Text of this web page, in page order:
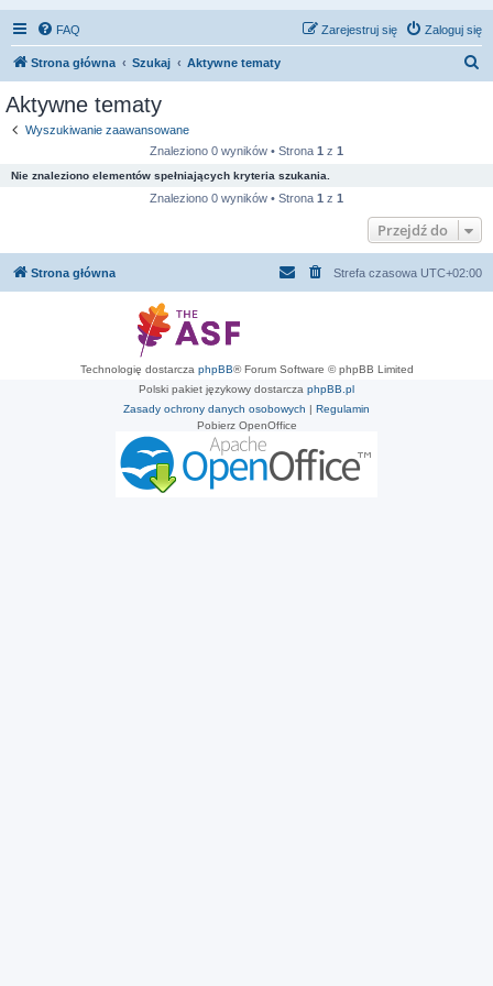
FAQ Zaloguj się
Zarejestruj się
Strona główna Szukaj Aktywne tematy
Aktywne tematy
Wyszukiwanie zaawansowane
Znaleziono 0 wyników • Strona 1 z 1
Nie znaleziono elementów spełniających kryteria szukania.
Znaleziono 0 wyników • Strona 1 z 1
Przejdź do
Strona główna Strefa czasowa UTC+02:00
Technologię dostarcza phpBB® Forum Software © phpBB Limited
Polski pakiet językowy dostarcza phpBB.pl
Zasady ochrony danych osobowych | Regulamin
Pobierz OpenOffice